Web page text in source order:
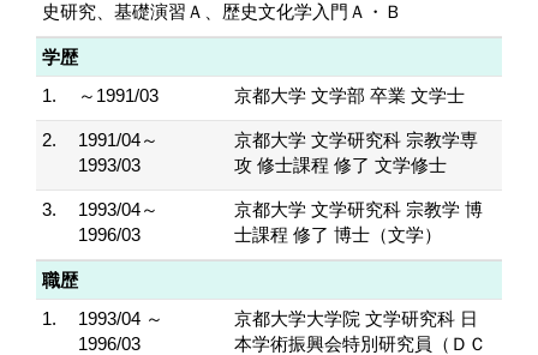
史研究、基礎演習Ａ、歴史文化学入門Ａ・Ｂ
学歴
1.
～1991/03 京都大学 文学部 卒業 文学士
2.
1991/04～
1993/03
京都大学 文学研究科 宗教学専
攻 修士課程 修了 文学修士
3.
1993/04～
1996/03
京都大学 文学研究科 宗教学 博
士課程 修了 博士（文学）
職歴
1.
1993/04 ～
1996/03
京都大学大学院 文学研究科 日
本学術振興会特別研究員（ＤＣ